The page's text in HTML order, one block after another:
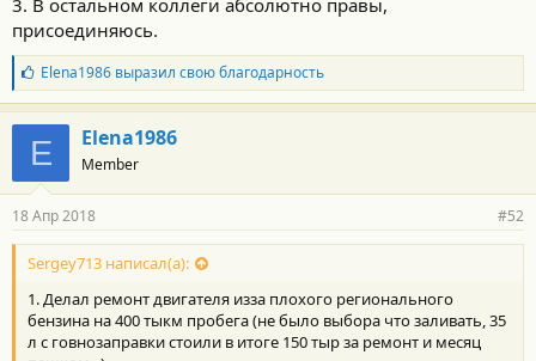
3. В остальном коллеги абсолютно правы,
присоединяюсь.
Б
л
а
г
о
д
а
н
о
с
и
:
Elena1986выразил свою благодарность
E Elena1986
Member
18 Апр 2018 #52
Sergey713 написал(а):
1. Делал ремонт двигателя изза плохого регионального
бензина на 400 тыкм пробега (не было выбора что заливать, 35
л с говнозаправки стоили в итоге 150 тыр за ремонт и месяц